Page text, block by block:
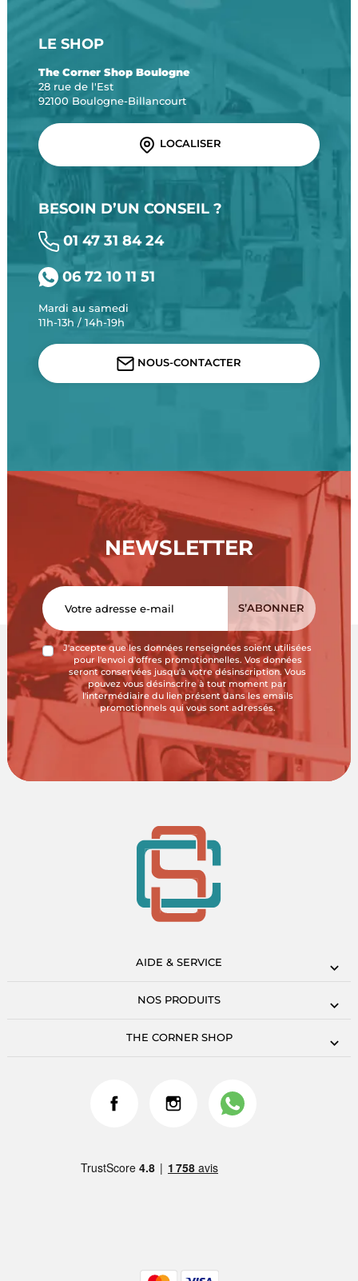
LE SHOP
The Corner Shop Boulogne
28 rue de l'Est
92100 Boulogne-Billancourt
LOCALISER
BESOIN D’UN CONSEIL ?
01 47 31 84 24
06 72 10 11 51
Mardi au samedi
11h-13h / 14h-19h
NOUS-CONTACTER
NEWSLETTER
J'accepte que les données renseignées soient utilisées
pour l'envoi d'offres promotionnelles. Vos données
seront conservées jusqu'à votre désinscription. Vous
pouvez vous désinscrire à tout moment par
l'intermédiaire du lien présent dans les emails
promotionnels qui vous sont adressés.
AIDE & SERVICE
NOS PRODUITS
THE CORNER SHOP